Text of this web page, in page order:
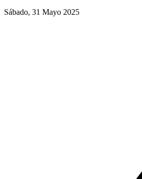
Sábado, 31 Mayo 2025